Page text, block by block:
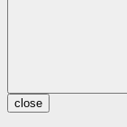
close